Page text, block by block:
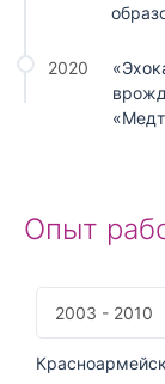
2020
Опыт
2003 - 2010